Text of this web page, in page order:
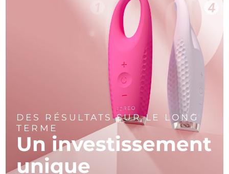
DES RÉSULTATS SUR LE LONG
TERME
Un investissement
unique